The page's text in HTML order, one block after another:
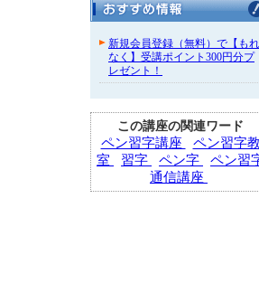
新規会員登録（無料）で【もれ
なく】受講ポイント300円分プ
レゼント！
この講座の関連ワード
ペン習字講座
ペン習字教
室
習字 ペン字
ペン習
通信講座